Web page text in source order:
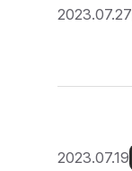
2023.07.27
2023.07.19